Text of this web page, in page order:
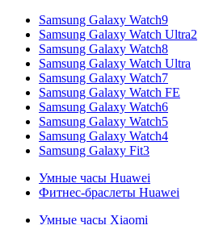
Samsung Galaxy Watch9
Samsung Galaxy Watch Ultra2
Samsung Galaxy Watch8
Samsung Galaxy Watch Ultra
Samsung Galaxy Watch7
Samsung Galaxy Watch FE
Samsung Galaxy Watch6
Samsung Galaxy Watch5
Samsung Galaxy Watch4
Samsung Galaxy Fit3
Умные часы Huawei
Фитнес-браслеты Huawei
Умные часы Xiaomi